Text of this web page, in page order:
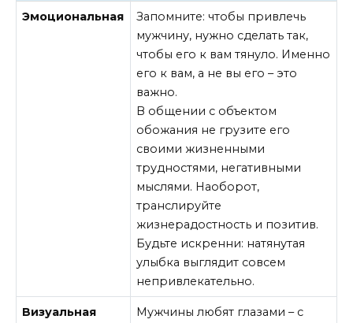
Эмоциональная
Запомните: чтобы привлечь
мужчину, нужно сделать так,
чтобы его к вам тянуло. Именно
его к вам, а не вы его – это
важно.
В общении с объектом
обожания не грузите его
своими жизненными
трудностями, негативными
мыслями. Наоборот,
транслируйте
жизнерадостность и позитив.
Будьте искренни: натянутая
улыбка выглядит совсем
непривлекательно.
Визуальная Мужчины любят глазами – с